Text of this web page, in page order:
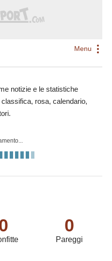
Menu
notizie e le statistiche
rosa, calendario,
0
Pareggi